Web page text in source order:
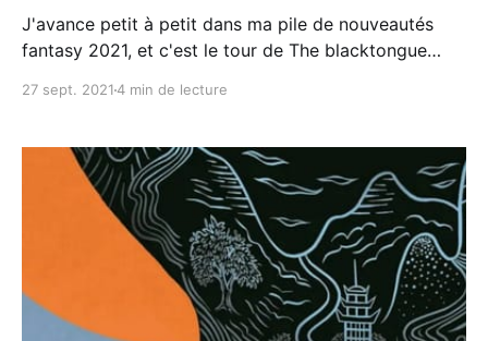
J'avance petit à petit dans ma pile de nouveautés
fantasy 2021, et c'est le tour de The blacktongue
bouquin de Christopher Buehlman est sorti en Mai en
27 sept. 20214 min de lecture